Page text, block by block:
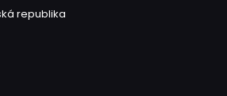
republika